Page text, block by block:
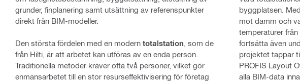
grunder, finplanering samt utsättning av referenspunkter
direkt från BIM-modeller.
Den största fördelen med en modern totalstation , som de
från Hilti, är att arbetet kan utföras av en enda person.
Traditionella metoder kräver ofta två personer, vilket gör
enmansarbetet till en stor resurseffektivisering för företag
byggplatsen.
mot damm och
temperaturer
fortsätta även
projektet tappar
PROFIS Layout
alla BIM-data